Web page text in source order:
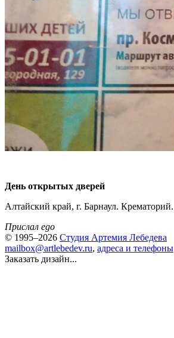
День открытых дверей
Алтайский край, г. Барнаул. Крематорий.
Прислал ego
© 1995–2026 Студия Артемия Лебедева
mailbox@artlebedev.ru, адреса и телефоны
Заказать дизайн...